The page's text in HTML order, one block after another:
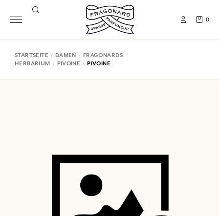
0
STARTSEITE DAMEN
FRAGONARDS
HERBARIUM
PIVOINE PIVOINE